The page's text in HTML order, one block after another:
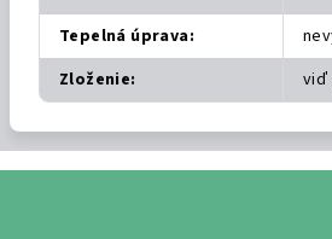
Tepelná úprava:
Zloženie: viď